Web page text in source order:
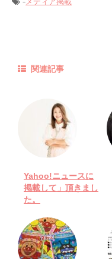
関連記事
Yahoo!ニュースに
掲載して」頂きまし
た。